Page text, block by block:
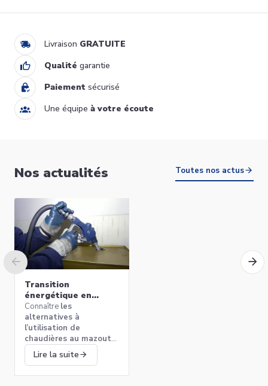
Livraison GRATUITE
Qualité garantie
Paiement sécurisé
Une équipe à votre écoute
Nos actualités Toutes nos actus
Transition
énergétique en
Belgique : quelles
alternatives aux
chaudières au mazout
?
Connaître les
alternatives à
l’utilisation de
chaudières au mazout
qui vont permettre
d’assurer un chauffage
Lire la suite